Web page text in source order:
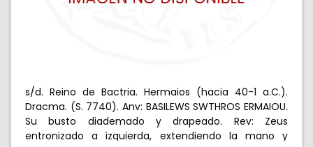
s/d. Reino de Bactria. Hermaios (hacia 40-1 a.C.).
Dracma. (S. 7740). Anv: BASILEWS SWTHROS ERMAIOU.
Su busto diademado y drapeado. Rev: Zeus
entronizado a izquierda, extendiendo la mano y